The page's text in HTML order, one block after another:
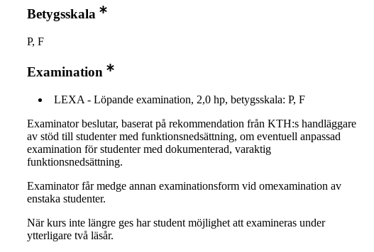
Betygsskala
P, F
Examination
LEXA - Löpande examination, 2,0 hp, betygsskala: P, F
Examinator beslutar, baserat på rekommendation från KTH:s handläggare
av stöd till studenter med funktionsnedsättning, om eventuell anpassad
examination för studenter med dokumenterad, varaktig
funktionsnedsättning.
Examinator får medge annan examinationsform vid omexamination av
enstaka studenter.
När kurs inte längre ges har student möjlighet att examineras under
ytterligare två läsår.